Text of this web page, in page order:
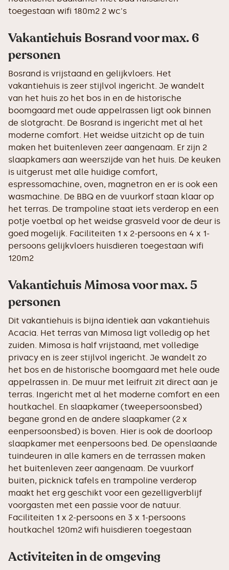
toegestaan wifi 180m2 2 wc's
Vakantiehuis Bosrand voor max. 6
personen
Bosrand is vrijstaand en gelijkvloers. Het
vakantiehuis is zeer stijlvol ingericht. Je wandelt
van het huis zo het bos in en de historische
boomgaard met oude appelrassen ligt ook binnen
de slotgracht. De Bosrand is ingericht met al het
moderne comfort. Het weidse uitzicht op de tuin
maken het buitenleven zeer aangenaam. Er zijn 2
slaapkamers aan weerszijde van het huis. De keuken
is uitgerust met alle huidige comfort,
espressomachine, oven, magnetron en er is ook een
wasmachine. De BBQ en de vuurkorf staan klaar op
het terras. De trampoline staat iets verderop en een
potje voetbal op het weidse grasveld voor de deur is
goed mogelijk. Faciliteiten 1 x 2-persoons en 4 x 1-
persoons gelijkvloers huisdieren toegestaan wifi
120m2
Vakantiehuis Mimosa voor max. 5
personen
Dit vakantiehuis is bijna identiek aan vakantiehuis
Acacia. Het terras van Mimosa ligt volledig op het
zuiden. Mimosa is half vrijstaand, met volledige
privacy en is zeer stijlvol ingericht. Je wandelt zo
het bos en de historische boomgaard met hele oude
appelrassen in. De muur met leifruit zit direct aan je
terras. Ingericht met al het moderne comfort en een
houtkachel. En slaapkamer (tweepersoonsbed)
begane grond en de andere slaapkamer (2 x
eenpersoonsbed) is boven. Hier is ook de doorloop
slaapkamer met eenpersoons bed. De openslaande
tuindeuren in alle kamers en de terrassen maken
het buitenleven zeer aangenaam. De vuurkorf
buiten, picknick tafels en trampoline verderop
maakt het erg geschikt voor een gezelligverblijf
voorgasten met een passie voor de natuur.
Faciliteiten 1 x 2-persoons en 3 x 1-persoons
houtkachel 120m2 wifi huisdieren toegestaan
Activiteiten in de omgeving